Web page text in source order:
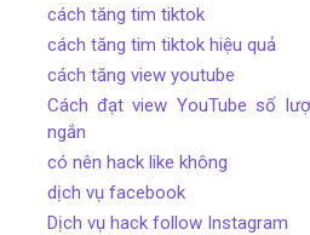
cách tăng tim tiktok
cách tăng tim tiktok hiệu quả
cách tăng view youtube
Cách đạt view YouTube số
ngắn
có nên hack like không
dịch vụ facebook
Dịch vụ hack follow Instagram